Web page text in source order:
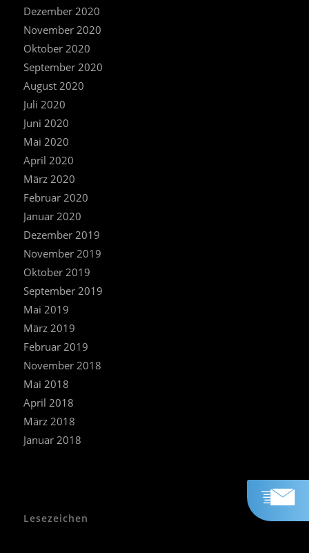
Dezember 2020
November 2020
Oktober 2020
September 2020
August 2020
Juli 2020
Juni 2020
Mai 2020
April 2020
März 2020
Februar 2020
Januar 2020
Dezember 2019
November 2019
Oktober 2019
September 2019
Mai 2019
März 2019
Februar 2019
November 2018
Mai 2018
April 2018
März 2018
Januar 2018
Lesezeichen